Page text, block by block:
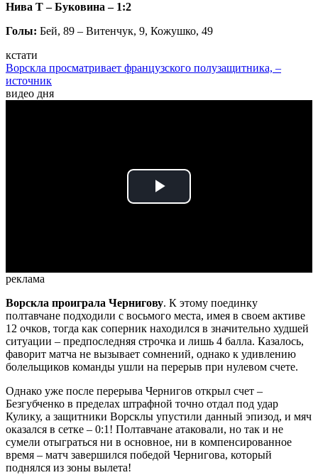
Нива Т – Буковина – 1:2
Голы: Бей, 89 – Витенчук, 9, Кожушко, 49
кстати
Ворскла просматривает французского полузащитника, –
источник
видео дня
Play
реклама
Ворскла проиграла Чернигову. К этому поединку
полтавчане подходили с восьмого места, имея в своем активе
12 очков, тогда как соперник находился в значительно худшей
ситуации – предпоследняя строчка и лишь 4 балла. Казалось,
фаворит матча не вызывает сомнений, однако к удивлению
болельщиков команды ушли на перерыв при нулевом счете.
Однако уже после перерыва Чернигов открыл счет –
Безгубченко в пределах штрафной точно отдал под удар
Кулику, а защитники Ворсклы упустили данный эпизод, и мяч
оказался в сетке – 0:1! Полтавчане атаковали, но так и не
сумели отыграться ни в основное, ни в компенсированное
время – матч завершился победой Чернигова, который
поднялся из зоны вылета!